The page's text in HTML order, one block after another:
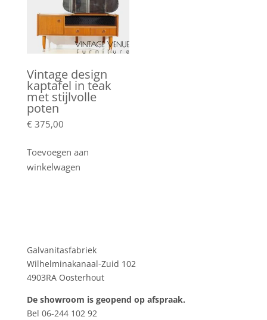
Vintage design
kaptafel in teak
met stijlvolle
poten
€ 375,00
Toevoegen aan
winkelwagen
Galvanitasfabriek
Wilhelminakanaal-Zuid 102
4903RA Oosterhout
De showroom is geopend op afspraak.
Bel 06-244 102 92